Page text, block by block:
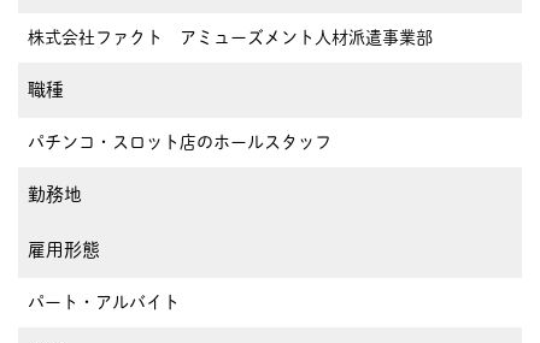
株式会社ファクト アミューズメント人材派遣事業部
職種
パチンコ・スロット店のホールスタッフ
勤務地
雇用形態
パート・アルバイト